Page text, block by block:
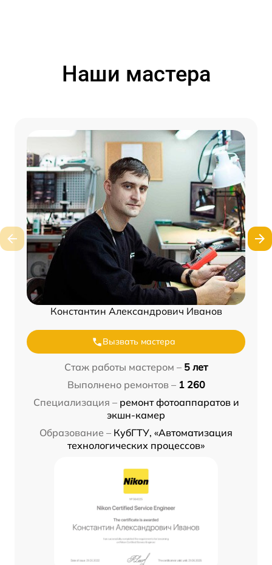
Наши мастера
Константин Александрович Иванов
Вызвать мастера
Стаж работы мастером – 5 лет
Выполнено ремонтов – 1 260
Специализация – ремонт фотоаппаратов и
экшн-камер
Образование – КубГТУ, «Автоматизация
технологических процессов»